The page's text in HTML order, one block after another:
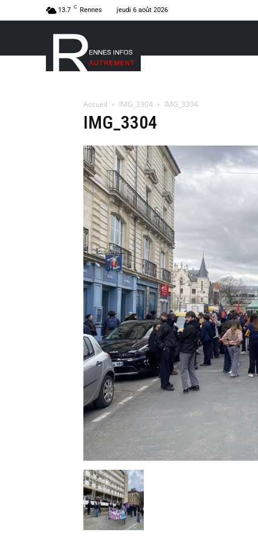
13.7 C Rennes jeudi 6 août 2026
Accueil IMG_3304 IMG_3304
IMG_3304